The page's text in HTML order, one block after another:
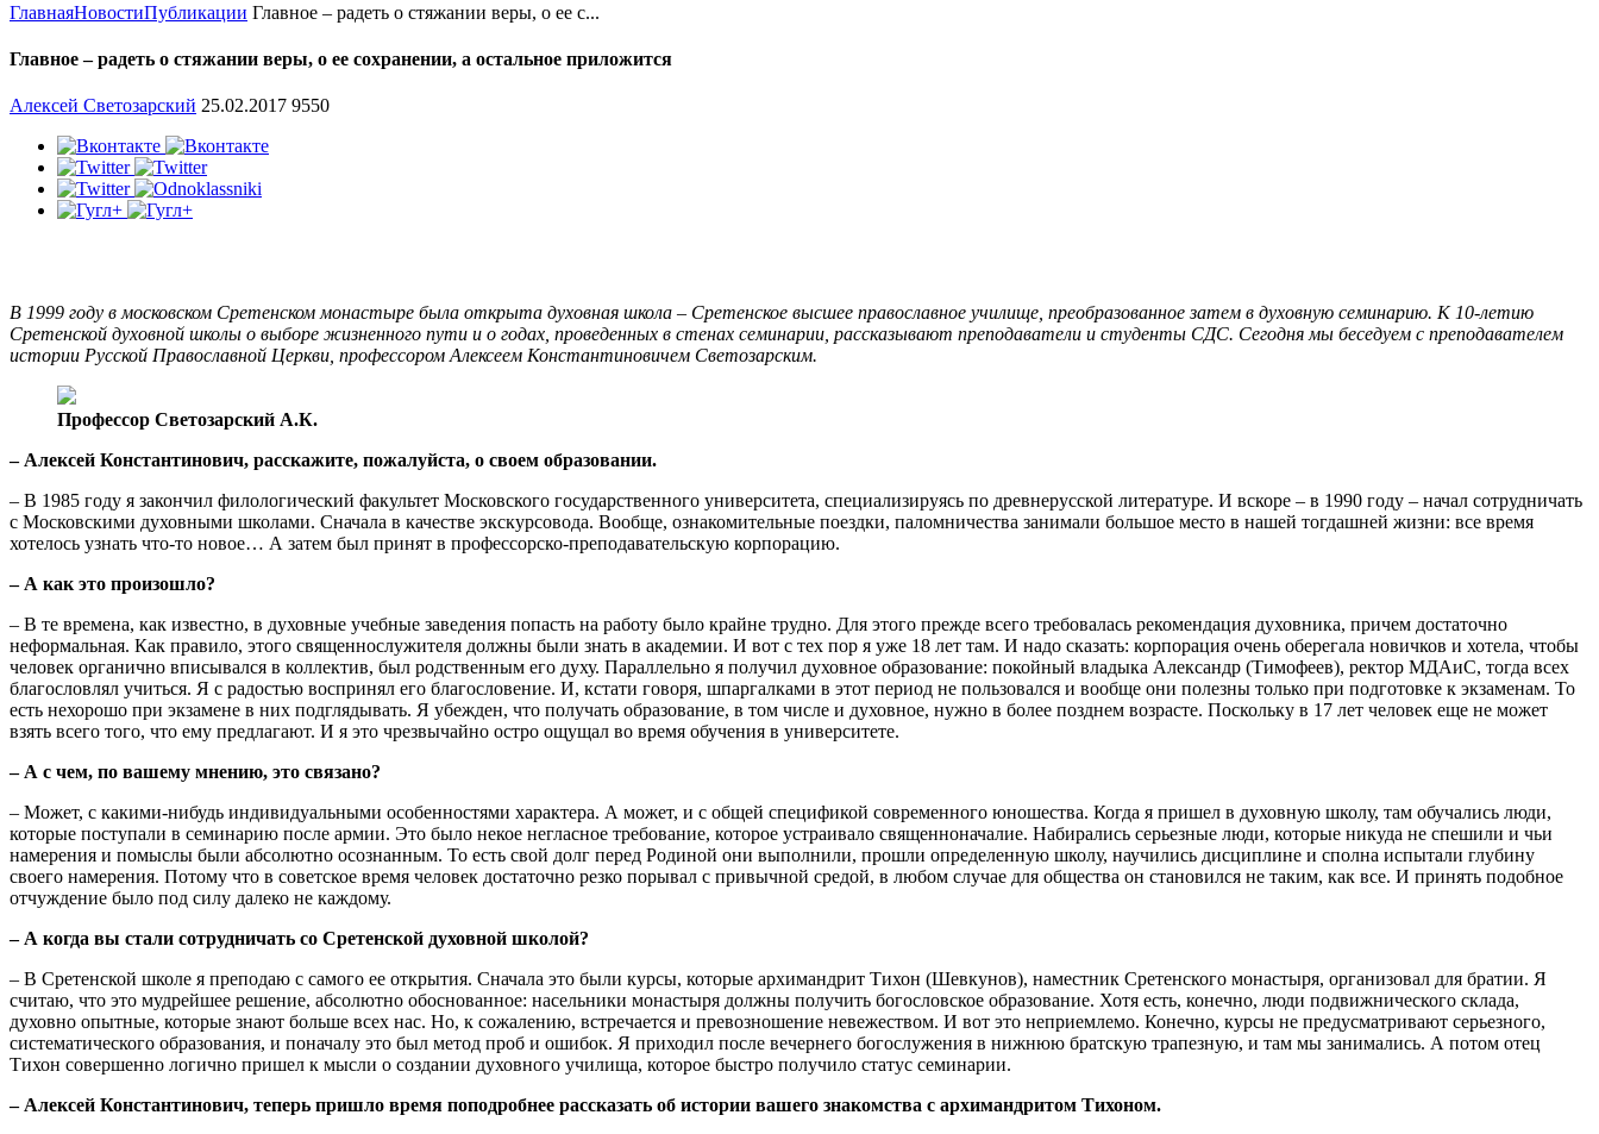
ГлавнаяНовостиПубликации Главное – радеть о стяжании веры, о ее с...
Главное – радеть о стяжании веры, о ее сохранении, а остальное приложится
Алексей Светозарский 25.02.2017 9550
В 1999 году в московском Сретенском монастыре была открыта духовная школа – Сретенское высшее православное училище, преобразованное затем в духовную семинарию. К 10-летию
Сретенской духовной школы о выборе жизненного пути и о годах, проведенных в стенах семинарии, рассказывают преподаватели и студенты СДС. Сегодня мы беседуем с преподавателем
истории Русской Православной Церкви, профессором Алексеем Константиновичем Светозарским.
Профессор Светозарский А.К.
– Алексей Константинович, расскажите, пожалуйста, о своем образовании.
– В 1985 году я закончил филологический факультет Московского государственного университета, специализируясь по древнерусской литературе. И вскоре – в 1990 году – начал сотрудничать
с Московскими духовными школами. Сначала в качестве экскурсовода. Вообще, ознакомительные поездки, паломничества занимали большое место в нашей тогдашней жизни: все время
хотелось узнать что-то новое… А затем был принят в профессорско-преподавательскую корпорацию.
– А как это произошло?
– В те времена, как известно, в духовные учебные заведения попасть на работу было крайне трудно. Для этого прежде всего требовалась рекомендация духовника, причем достаточно
неформальная. Как правило, этого священнослужителя должны были знать в академии. И вот с тех пор я уже 18 лет там. И надо сказать: корпорация очень оберегала новичков и хотела, чтобы
человек органично вписывался в коллектив, был родственным его духу. Параллельно я получил духовное образование: покойный владыка Александр (Тимофеев), ректор МДАиС, тогда всех
благословлял учиться. Я с радостью воспринял его благословение. И, кстати говоря, шпаргалками в этот период не пользовался и вообще они полезны только при подготовке к экзаменам. То
есть нехорошо при экзамене в них подглядывать. Я убежден, что получать образование, в том числе и духовное, нужно в более позднем возрасте. Поскольку в 17 лет человек еще не может
взять всего того, что ему предлагают. И я это чрезвычайно остро ощущал во время обучения в университете.
– А с чем, по вашему мнению, это связано?
– Может, с какими-нибудь индивидуальными особенностями характера. А может, и с общей спецификой современного юношества. Когда я пришел в духовную школу, там обучались люди,
которые поступали в семинарию после армии. Это было некое негласное требование, которое устраивало священноначалие. Набирались серьезные люди, которые никуда не спешили и чьи
намерения и помыслы были абсолютно осознанным. То есть свой долг перед Родиной они выполнили, прошли определенную школу, научились дисциплине и сполна испытали глубину
своего намерения. Потому что в советское время человек достаточно резко порывал с привычной средой, в любом случае для общества он становился не таким, как все. И принять подобное
отчуждение было под силу далеко не каждому.
– А когда вы стали сотрудничать со Сретенской духовной школой?
– В Сретенской школе я преподаю с самого ее открытия. Сначала это были курсы, которые архимандрит Тихон (Шевкунов), наместник Сретенского монастыря, организовал для братии. Я
считаю, что это мудрейшее решение, абсолютно обоснованное: насельники монастыря должны получить богословское образование. Хотя есть, конечно, люди подвижнического склада,
духовно опытные, которые знают больше всех нас. Но, к сожалению, встречается и превозношение невежеством. И вот это неприемлемо. Конечно, курсы не предусматривают серьезного,
систематического образования, и поначалу это был метод проб и ошибок. Я приходил после вечернего богослужения в нижнюю братскую трапезную, и там мы занимались. А потом отец
Тихон совершенно логично пришел к мысли о создании духовного училища, которое быстро получило статус семинарии.
– Алексей Константинович, теперь пришло время поподробнее рассказать об истории вашего знакомства с архимандритом Тихоном.